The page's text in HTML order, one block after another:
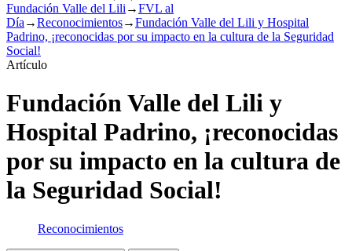
Fundación Valle del Lili →FVL al
Día →Reconocimientos→Fundación Valle del Lili y Hospital
Padrino, ¡reconocidas por su impacto en la cultura de la Seguridad
Social!
Artículo
Fundación Valle del Lili y
Hospital Padrino, ¡reconocidas
por su impacto en la cultura de
la Seguridad Social!
Reconocimientos